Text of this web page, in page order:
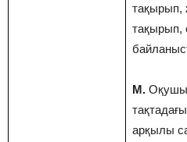
тақырып,
тақырып,
М.
арқылы